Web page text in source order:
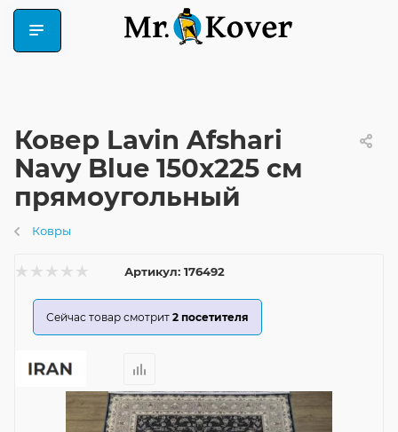
Ковер Lavin Afshari
Navy Blue 150x225 см
прямоугольный
Ковры
Артикул: 176492
Сейчас товар смотрит 2 посетителя